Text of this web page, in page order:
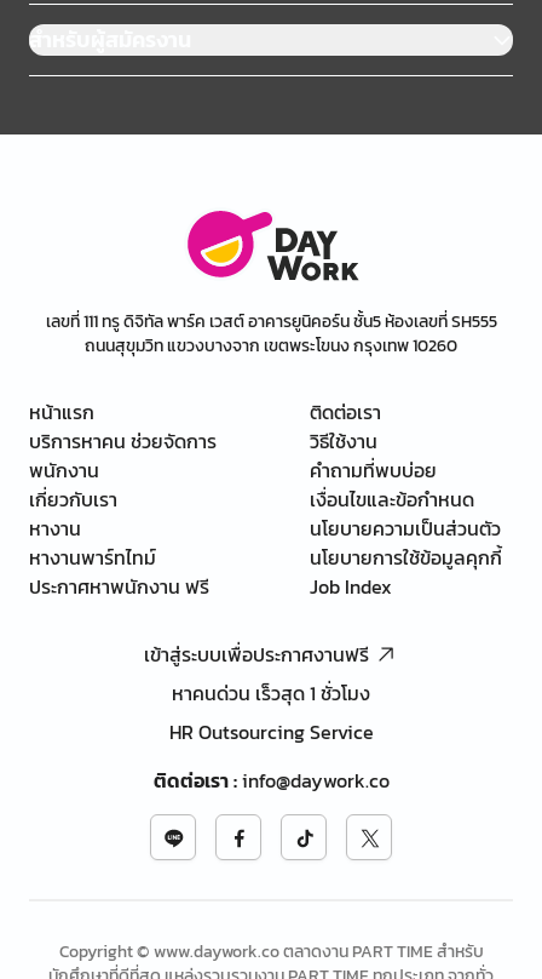
สำหรับผู้สมัครงาน
เลขที่ 111 ทรู ดิจิทัล พาร์ค เวสต์ อาคารยูนิคอร์น ชั้น5 ห้องเลขที่ SH555
ถนนสุขุมวิท แขวงบางจาก เขตพระโขนง กรุงเทพ 10260
หน้าแรก
บริการหาคน ช่วยจัดการ
พนักงาน
เกี่ยวกับเรา
หางาน
หางานพาร์ทไทม์
ประกาศหาพนักงาน ฟรี
ติดต่อเรา
วิธีใช้งาน
คำถามที่พบบ่อย
เงื่อนไขและข้อกำหนด
นโยบายความเป็นส่วนตัว
นโยบายการใช้ข้อมูลคุกกี้
Job Index
เข้าสู่ระบบเพื่อประกาศงานฟรี
หาคนด่วน เร็วสุด 1 ชั่วโมง
HR Outsourcing Service
ติดต่อเรา:info@daywork.co
Copyright © www.daywork.co ตลาดงาน PART TIME สำหรับ